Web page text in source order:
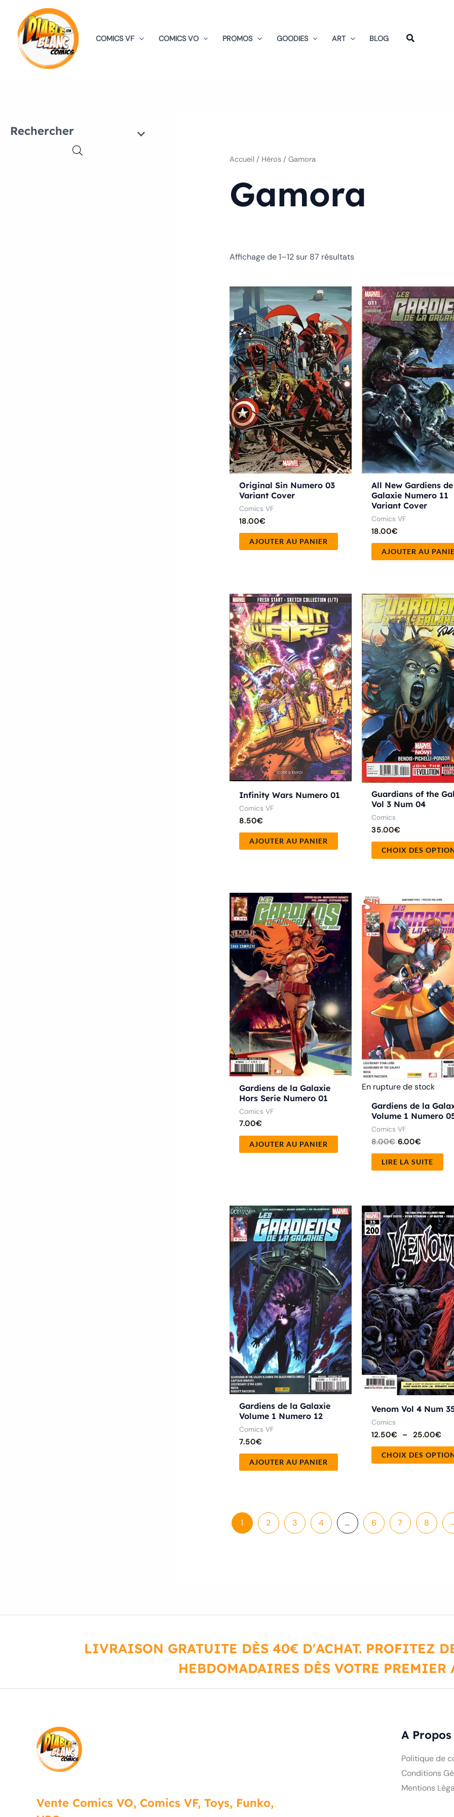
contenu
COMICS VF COMICS VO PROMOS GOODIES ART BLOG
Rechercher
Accueil/ Héros / Gamora
Gamora
Affichage de 1–12 sur 87 résultats
au
Original Sin Numero 03
Variant Cover
Comics VF
18.00€
AJOUTER AU PANIER
All New Gardiens
Galaxie Numero 11
Variant Cover
Comics VF
18.00€
AJOUTER AU
Infinity Wars Numero 01
Comics VF
8.50€
AJOUTER AU PANIER
Guardians of the
Vol 3 Num 04
Comics
35.00€
CHOIX DES
Gardiens de la Galaxie
Hors Serie Numero 01
Comics VF
7.00€
AJOUTER AU PANIER
En rupture de stock
Gardiens de la
Volume 1 Numero
Comics VF
8.00€
prix
initial
était :
8.00€.
6.00€
Le
prix
actuel
est :
6.00€.
LIRE LA SUITE
Gardiens de la Galaxie
Volume 1 Numero 12
Comics VF
7.50€
AJOUTER AU PANIER
Venom Vol 4 Num
Comics
12.50€ – 25.00€
de
prix
à
CHOIX DES
1 2 3 4 … 6 7 8
LIVRAISON GRATUITE DÈS 40€ D'ACHAT. PROFITEZ
HEBDOMADAIRES DÈS VOTRE PREMIER
Vente Comics VO, Comics VF, Toys, Funko,
A Propos
Politique de
Conditions
Mentions